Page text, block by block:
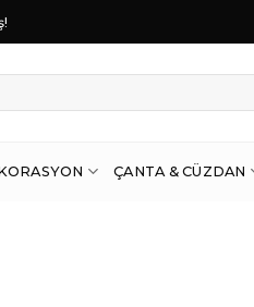
ÇANTA & CÜZDAN